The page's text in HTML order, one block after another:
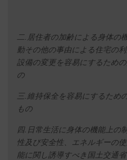
二.居住者の加齢による身体の
動その他の事由による住宅の
設備の変更を容易にするため
の
三.維持保全を容易にするため
もの
四.日常生活に身体の機能上の
性及び安全性、エネルギーの
能に関し誘導すべき国土交通